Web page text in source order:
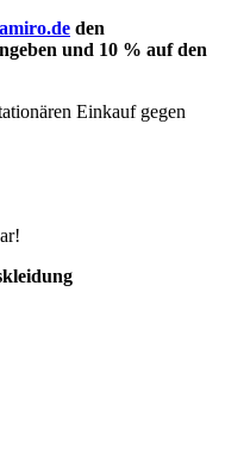
den
und 10 % auf den
Einkauf gegen